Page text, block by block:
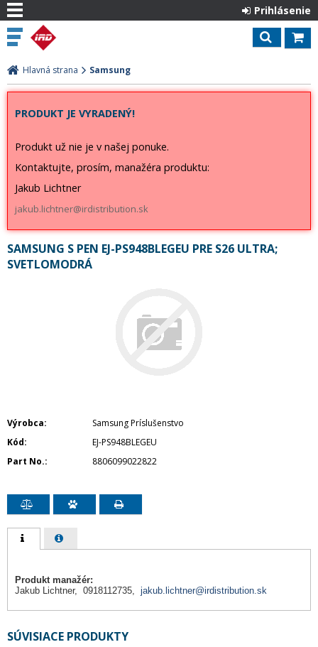
Prihlásenie
Hlavná strana Samsung
PRODUKT JE VYRADENÝ!
Produkt už nie je v našej ponuke.
Kontaktujte, prosím, manažéra produktu:
Jakub Lichtner
jakub.lichtner@irdistribution.sk
SAMSUNG S PEN EJ-PS948BLEGEU PRE S26 ULTRA;
SVETLOMODRÁ
Výrobca
Samsung Príslušenstvo
Kód
EJ-PS948BLEGEU
Part No.
8806099022822
Produkt manažér:
Jakub Lichtner, 0918112735, jakub.lichtner@irdistribution.sk
SÚVISIACE PRODUKTY